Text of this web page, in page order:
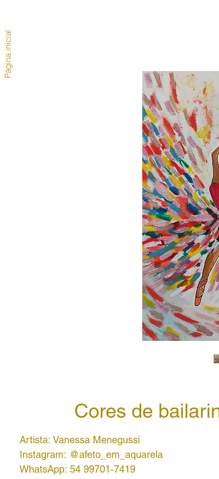
Cores de
Artista: Vanessa Menegussi
Instagram: @afeto_em_aquarela
WhatsApp: 54 99701-7419
Página inicial